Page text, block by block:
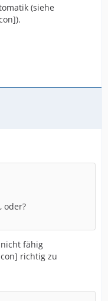
(siehe
oder?
fähig
richtig zu